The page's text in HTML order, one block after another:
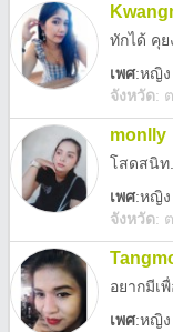
ทักได้ คุย
เพศ:หญิง
จังหวัด:
monlly
โสดสนิท
เพศ:หญิง
จังหวัด:
เพศ:หญิง